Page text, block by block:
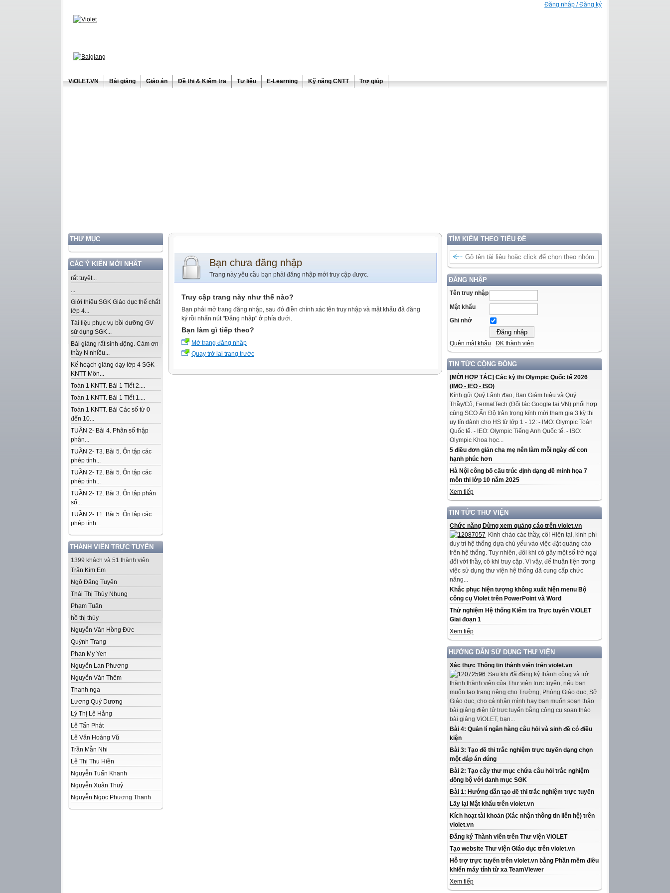
Đăng nhập / Đăng ký
ViOLET.VN Bài giảng Giáo án Đề thi & Kiểm tra Tư liệu E-Learning Kỹ năng CNTT Trợ giúp
THƯ MỤC
CÁC Ý KIẾN MỚI NHẤT
rất tuyệt...
...
Giới thiệu SGK Giáo dục thể chất
lớp 4...
Tài liệu phục vụ bồi dưỡng GV
sử dụng SGK...
Bài giảng rất sinh động. Cảm ơn
thầy N nhiều...
Kế hoạch giảng dạy lớp 4 SGK -
KNTT Môn...
Toán 1 KNTT. Bài 1 Tiết 2....
Toán 1 KNTT. Bài 1 Tiết 1....
Toán 1 KNTT. Bài Các số từ 0
đến 10...
TUẦN 2- Bài 4. Phân số thập
phân...
TUẦN 2- T3. Bài 5. Ôn tập các
phép tính...
TUẦN 2- T2. Bài 5. Ôn tập các
phép tính...
TUẦN 2- T2. Bài 3. Ôn tập phân
số...
TUẦN 2- T1. Bài 5. Ôn tập các
phép tính...
THÀNH VIÊN TRỰC TUYẾN
1399 khách và 51 thành viên
Trần Kim Em
Ngô Đăng Tuyên
Thái Thị Thùy Nhung
Phạm Tuân
hồ thị thúy
Nguyễn Văn Hồng Đức
Quỳnh Trang
Phan My Yen
Nguyễn Lan Phương
Nguyễn Văn Thêm
Thanh nga
Lương Quý Dương
Lý Thị Lệ Hằng
Lê Tấn Phát
Lê Văn Hoàng Vũ
Trần Mẫn Nhi
Lê Thị Thu Hiền
Nguyễn Tuấn Khanh
Nguyễn Xuân Thuỷ
Nguyễn Ngọc Phương Thanh
TÌM KIẾM THEO TIÊU ĐỀ
ĐĂNG NHẬP
Tên truy nhập
Mật khẩu
Ghi nhớ
Quên mật khẩu ĐK thành viên
TIN TỨC CỘNG ĐỒNG
[MỜI HỢP TÁC] Các kỳ thi Olympic Quốc tế 2026
(IMO - IEO - ISO)
Kính gửi Quý Lãnh đạo, Ban Giám hiệu và Quý
Thầy/Cô, FermatTech (Đối tác Google tại VN) phối hợp
cùng SCO Ấn Độ trân trọng kính mời tham gia 3 kỳ thi
uy tín dành cho HS từ lớp 1 - 12: - IMO: Olympic Toán
Quốc tế. - IEO: Olympic Tiếng Anh Quốc tế. - ISO:
Olympic Khoa học...
5 điều đơn giản cha mẹ nên làm mỗi ngày để con
hạnh phúc hơn
Hà Nội công bố cấu trúc định dạng đề minh họa 7
môn thi lớp 10 năm 2025
Xem tiếp
TIN TỨC THƯ VIỆN
Chức năng Dừng xem quảng cáo trên violet.vn
Kính chào các thầy, cô! Hiện tại, kinh phí
duy trì hệ thống dựa chủ yếu vào việc đặt quảng cáo
trên hệ thống. Tuy nhiên, đôi khi có gây một số trở ngại
đối với thầy, cô khi truy cập. Vì vậy, để thuận tiện trong
việc sử dụng thư viện hệ thống đã cung cấp chức
năng...
Khắc phục hiện tượng không xuất hiện menu Bộ
công cụ Violet trên PowerPoint và Word
Thử nghiệm Hệ thống Kiểm tra Trực tuyến ViOLET
Giai đoạn 1
Xem tiếp
HƯỚNG DẪN SỬ DỤNG THƯ VIỆN
Xác thực Thông tin thành viên trên violet.vn
Sau khi đã đăng ký thành công và trở
thành thành viên của Thư viện trực tuyến, nếu bạn
muốn tạo trang riêng cho Trường, Phòng Giáo dục, Sở
Giáo dục, cho cá nhân mình hay bạn muốn soạn thảo
bài giảng điện tử trực tuyến bằng công cụ soạn thảo
bài giảng ViOLET, bạn...
Bài 4: Quản lí ngân hàng câu hỏi và sinh đề có điều
kiện
Bài 3: Tạo đề thi trắc nghiệm trực tuyến dạng chọn
một đáp án đúng
Bài 2: Tạo cây thư mục chứa câu hỏi trắc nghiệm
đồng bộ với danh mục SGK
Bài 1: Hướng dẫn tạo đề thi trắc nghiệm trực tuyến
Lấy lại Mật khẩu trên violet.vn
Kích hoạt tài khoản (Xác nhận thông tin liên hệ) trên
violet.vn
Đăng ký Thành viên trên Thư viện ViOLET
Tạo website Thư viện Giáo dục trên violet.vn
Hỗ trợ trực tuyến trên violet.vn bằng Phần mềm điều
khiển máy tính từ xa TeamViewer
Xem tiếp
Bạn chưa đăng nhập
Trang này yêu cầu bạn phải đăng nhập mới truy cập được.
Truy cập trang này như thế nào?
Bạn phải mở trang đăng nhập, sau đó điền chính xác tên truy nhập và mật khẩu đã đăng
ký rồi nhấn nút "Đăng nhập" ở phía dưới.
Bạn làm gì tiếp theo?
Mở trang đăng nhập
Quay trở lại trang trước